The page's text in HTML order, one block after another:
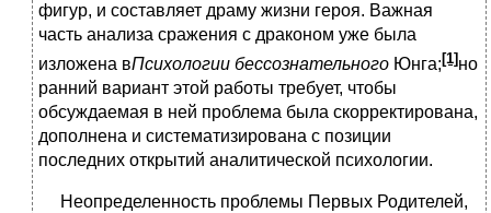
фигур, и составляет драму жизни героя. Важная
часть анализа сражения с драконом уже была
изложена вПсихологии бессознательного Юнга; [1] но
ранний вариант этой работы требует, чтобы
обсуждаемая в ней проблема была скорректирована,
дополнена и систематизирована с позиции
последних открытий аналитической психологии.
Неопределенность проблемы Первых Родителей,